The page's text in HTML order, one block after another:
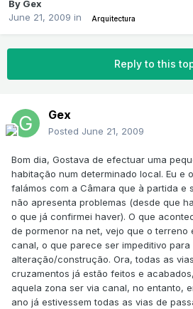
By Gex
June 21, 2009 in Arquitectura
Reply to this
Gex
Posted June 21, 2009
Bom dia, Gostava de efectuar uma
habitação num determinado local. Eu e
falámos com a Câmara que à partida e
não apresenta problemas (desde que
o que já confirmei haver). O que
de pormenor na net, vejo que o terreno
canal, o que parece ser impeditivo para
alteração/construção. Ora, todas as
cruzamentos já estão feitos e
aquela zona ser via canal, no entanto,
ano já estivessem todas as vias de